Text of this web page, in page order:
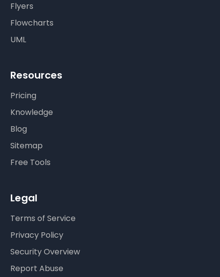
Flyers
Flowcharts
UML
Resources
Pricing
Knowledge
Blog
Sitemap
Free Tools
Legal
Terms of Service
Privacy Policy
Security Overview
Report Abuse